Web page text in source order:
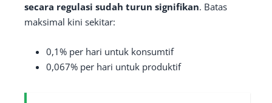
secara regulasi sudah turun signifikan. Batas
maksimal kini sekitar:
0,1% per hari untuk konsumtif
0,067% per hari untuk produktif